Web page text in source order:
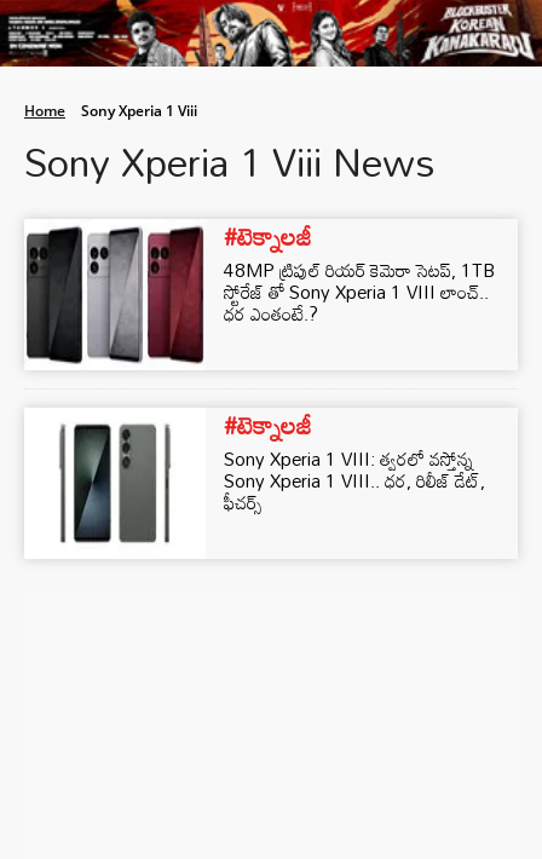
Home Sony Xperia 1 Viii
Sony Xperia 1 Viii News
#టెక్నాలజీ
48MP ట్రిపుల్ రియర్ కెమెరా సెటప్, 1TB
స్టోరేజ్ తో Sony Xperia 1 VIII లాంచ్..
ధర ఎంతంటే.?
#టెక్నాలజీ
Sony Xperia 1 VIII: త్వరలో వస్తోన్న
Sony Xperia 1 VIII.. ధర, రిలీజ్ డేట్,
ఫీచర్స్